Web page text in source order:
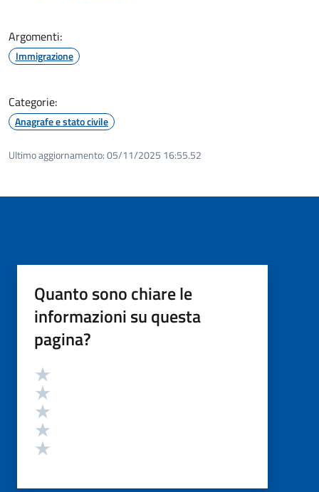
Argomenti:
Immigrazione
Categorie:
Anagrafe e stato civile
Ultimo aggiornamento:05/11/2025 16:55.52
Quanto sono chiare le
informazioni su questa
pagina?
Valutazione